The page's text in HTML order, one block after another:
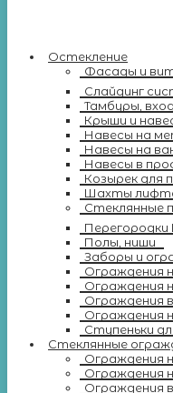
Остекление
Фасады и
Слайдинг
Тамбуры,
Крыши и
Навесы на
Навесы на
Навесы в
Козырек для
Шахты
Стеклянные
Перегородки
Полы, ниши
Заборы и
Ограждения
Ограждения
Ограждения
Ограждения
Ступеньки
Стеклянные
Ограждения
Ограждения
Ограждения